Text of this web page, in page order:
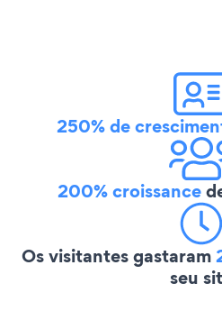
250% de
200% croissance
Os visitantes gastaram
seu